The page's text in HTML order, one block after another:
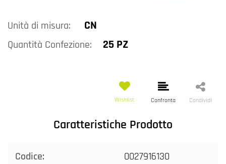
Unità di misura: CN
Quantità Confezione: 25 PZ
Wishlist Confronta Condividi
Caratteristiche Prodotto
Codice: 0027916130